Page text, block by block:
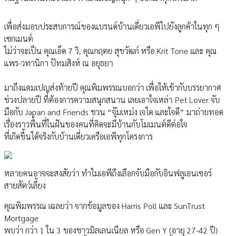
เพื่อส่งมอบประสบการณ์ของแบรนด์บ้านเดี่ยวเอพีไปยังลูกค้าในทุก ๆ
เซกเมนต์
ไม่ว่าจะเป็น คุณเอ็ด 7 วิ, คุณกฤตย สุขวัฒก์ หรือ Krit Tone และ คุณ
แพร-วทานิกา ปัทมสิงห์ ณ อยุธยา
มาถึงแคมเปญส่งท้ายปี คุณพิมพรรณบอกว่า เพื่อให้เข้ากับบรรยากาศ
ช่วงปลายปี ที่ต้องการความสนุกสนาน เลยเอาใจเหล่า Pet Lover จับ
มือกับ Japan and Friends ชวน “จุ๊มเหม่ง เจได และใจดี” มาถ่ายทอด
เรื่องราวพื้นที่ในฝันของคนที่คิดจะมีบ้านกับโมเมนต์ดีต่อใจ
ที่เกิดขึ้นได้จริงกับบ้านเดี่ยวเครือเอพีทุกโครงการ
หลายคนอาจจะสงสัยว่า ทำไมเอพีถึงเลือกจับมือกับอินฟลูเอนเซอร์
สายสัตว์เลี้ยง
คุณพิมพรรณ เฉลยว่า จากข้อมูลของ Harris Poll และ SunTrust
Mortgage
พบว่า กว่า 1 ใน 3 ของชาวมิลเลนเนียล หรือ Gen Y (อายุ 27-42 ปี)